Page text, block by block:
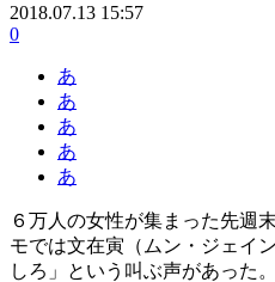
2018.07.13 15:57
0
あ
あ
あ
あ
あ
６万人の女性が集まった先週
モでは文在寅（ムン・ジェイ
しろ」という叫ぶ声があった